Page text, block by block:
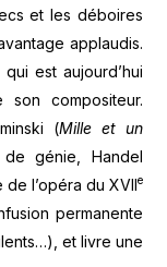
et les déboires
applaudis.
est aujourd’hui
compositeur.
(Mille et un
génie, Handel
l’opéra du XVIIe
permanente
et livre une